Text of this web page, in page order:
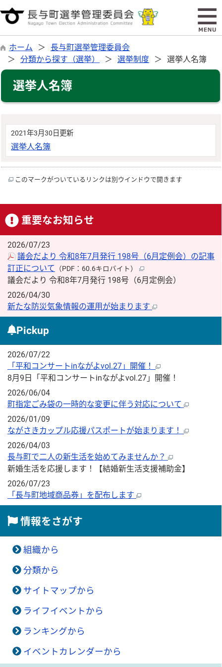
ホーム
長与町選挙管理委員会
分類から探す（選挙）
選挙制度 選挙人名簿
選挙人名簿
2021年3月30日更新
選挙人名簿
このマークがついているリンクは別ウインドウで開きます
重要なお知らせ
2026/07/23
議会だより 令和8年7月発行 198号（6月定例会）の記事
訂正について （PDF：60.6キロバイト）
議会だより 令和8年7月発行 198号（6月定例会）
2026/04/30
新たな防災気象情報の運用が始まります
Pickup
2026/07/22
「平和コンサートinながよvol.27」開催！
8月9日「平和コンサートinながよvol.27」開催！
2026/06/04
町指定ごみ袋の一時的な変更に伴う対応について
2026/01/09
ながさきカップル応援パスポートが始まります！
2026/04/03
長与町で二人の新生活を始めてみませんか？
新婚生活を応援します！【結婚新生活支援補助金】
2026/07/23
「長与町地域商品券」を配布します
情報をさがす
組織から
分類から
サイトマップから
ライフイベントから
ランキングから
イベントカレンダーから